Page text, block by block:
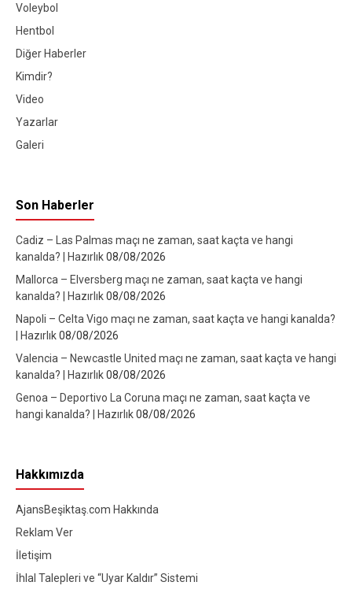
Voleybol
Hentbol
Diğer Haberler
Kimdir?
Video
Yazarlar
Galeri
Son Haberler
Cadiz – Las Palmas maçı ne zaman, saat kaçta ve hangi
kanalda? | Hazırlık08/08/2026
Mallorca – Elversberg maçı ne zaman, saat kaçta ve hangi
kanalda? | Hazırlık08/08/2026
Napoli – Celta Vigo maçı ne zaman, saat kaçta ve hangi kanalda?
| Hazırlık08/08/2026
Valencia – Newcastle United maçı ne zaman, saat kaçta ve hangi
kanalda? | Hazırlık08/08/2026
Genoa – Deportivo La Coruna maçı ne zaman, saat kaçta ve
hangi kanalda? | Hazırlık08/08/2026
Hakkımızda
AjansBeşiktaş.com Hakkında
Reklam Ver
İletişim
İhlal Talepleri ve “Uyar Kaldır” Sistemi